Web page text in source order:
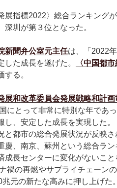
指標2022〉総合ランキング
深圳が第３位となった。
新聞弁公室元主任は、「2022
した成長を遂げた。
〈中国都
する。
展和改革委員会発展戦略和計
にとって非常に特別な年であ
し、安定した成長を実現した
と都市の総合発展状況が反映
慶、南京、蘇州という総合ラ
成長センターに変化がないこ
禍の再燃やサプライチェーン
兆元の新たな高みに押し上げ